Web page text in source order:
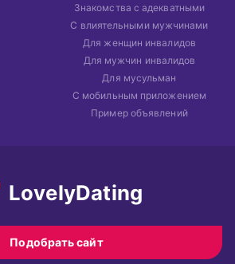
Знакомства с адекватными
С влиятельными мужчинами
Для женщин инвалидов
Для мужчин инвалидов
Для мусульман
С мобильным приложением
Пример объявлений
LovelyDating
Подобрать сайт